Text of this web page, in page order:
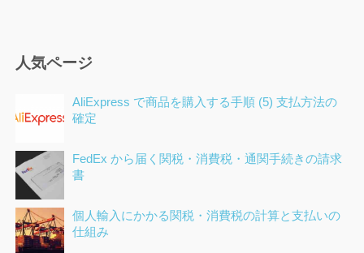
人気ページ
AliExpress で商品を購入する手順 (5) 支払方法の
確定
FedEx から届く関税・消費税・通関手続きの請求
書
個人輸入にかかる関税・消費税の計算と支払いの
仕組み